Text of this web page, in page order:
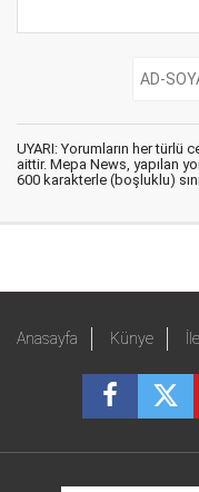
UYARI: Yorumların her
aittir. Mepa News, yapılan
600 karakterle (boşluklu)
Anasayfa Künye